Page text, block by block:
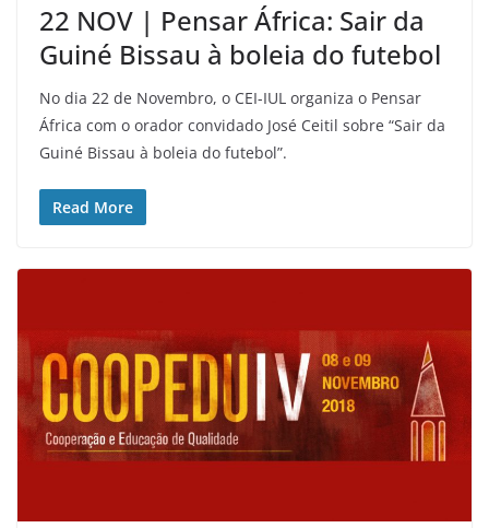
22 NOV | Pensar África: Sair da
Guiné Bissau à boleia do futebol
No dia 22 de Novembro, o CEI-IUL organiza o Pensar
África com o orador convidado José Ceitil sobre “Sair da
Guiné Bissau à boleia do futebol”.
Read More